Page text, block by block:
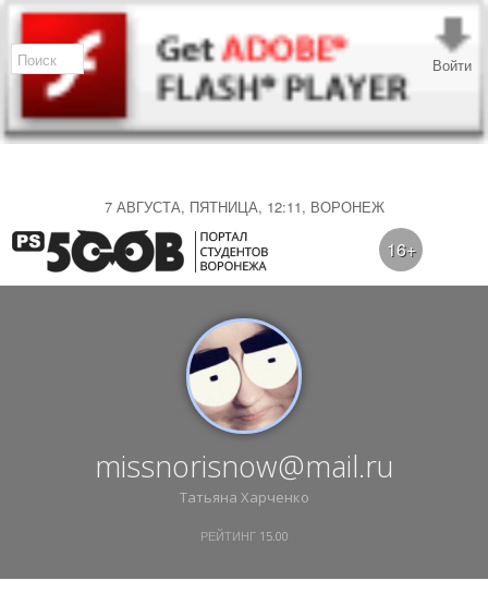
7 АВГУСТА, ПЯТНИЦА, 12:11, ВОРОНЕЖ
Войти
16+
missnorisnow@mail.ru
Татьяна Харченко
РЕЙТИНГ 15.00